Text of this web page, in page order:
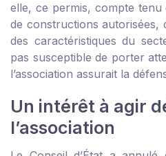
elle, ce permis, compte
de constructions autorisées,
des caractéristiques du
pas susceptible de porter
l’association assurait la
Un intérêt à agir
l’association